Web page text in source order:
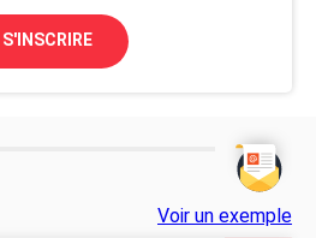
S'INSCRIRE
Voir un exemple